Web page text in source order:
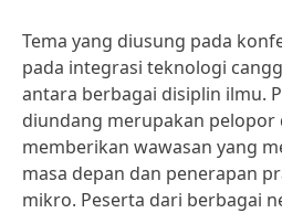
Tema yang diusung pada
pada integrasi teknologi
antara berbagai disiplin ilmu.
diundang merupakan pelopor
memberikan wawasan yang
masa depan dan penerapan
mikro. Peserta dari berbagai